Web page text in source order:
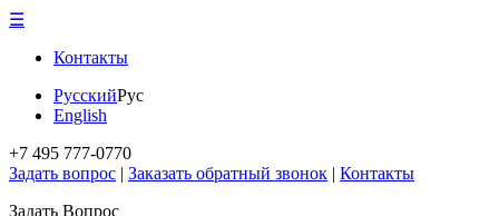
☰
Контакты
РусскийРус
English
+7 495 777-0770
Задать вопрос | Заказать обратный звонок | Контакты
Задать Вопрос